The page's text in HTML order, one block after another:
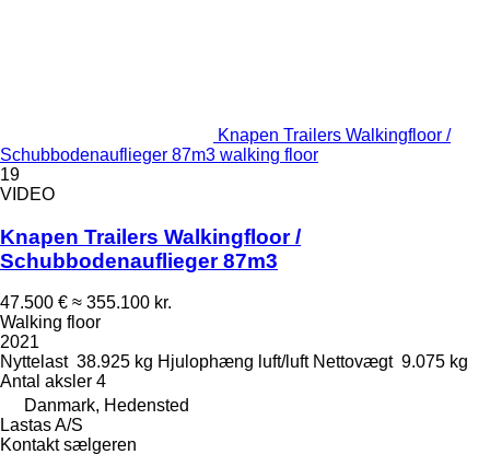
Knapen Trailers Walkingfloor /
Schubbodenauflieger 87m3 walking floor
19
VIDEO
Knapen Trailers Walkingfloor /
Schubbodenauflieger 87m3
47.500 € ≈ 355.100 kr.
Walking floor
2021
Nyttelast 38.925 kg Hjulophæng luft/luft Nettovægt 9.075 kg
Antal aksler 4
Danmark, Hedensted
Lastas A/S
Kontakt sælgeren